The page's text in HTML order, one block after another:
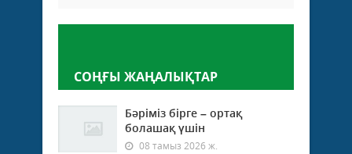
СОҢҒЫ ЖАҢАЛЫҚТАР
Бәріміз бірге – ортақ
болашақ үшін
08 тамыз 2026 ж.